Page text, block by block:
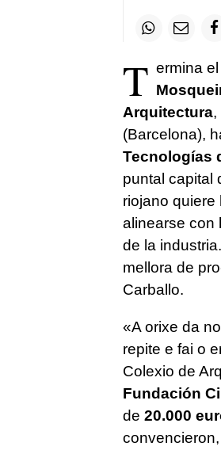
T ermina
Arquitectura,
(Barcelona),
Tecnologías
puntal capital
riojano quiere
alinearse con
de la industria
mellora de
Carballo.
«A orixe da
repite e fai o
Colexio de
Fundación
de 20.000